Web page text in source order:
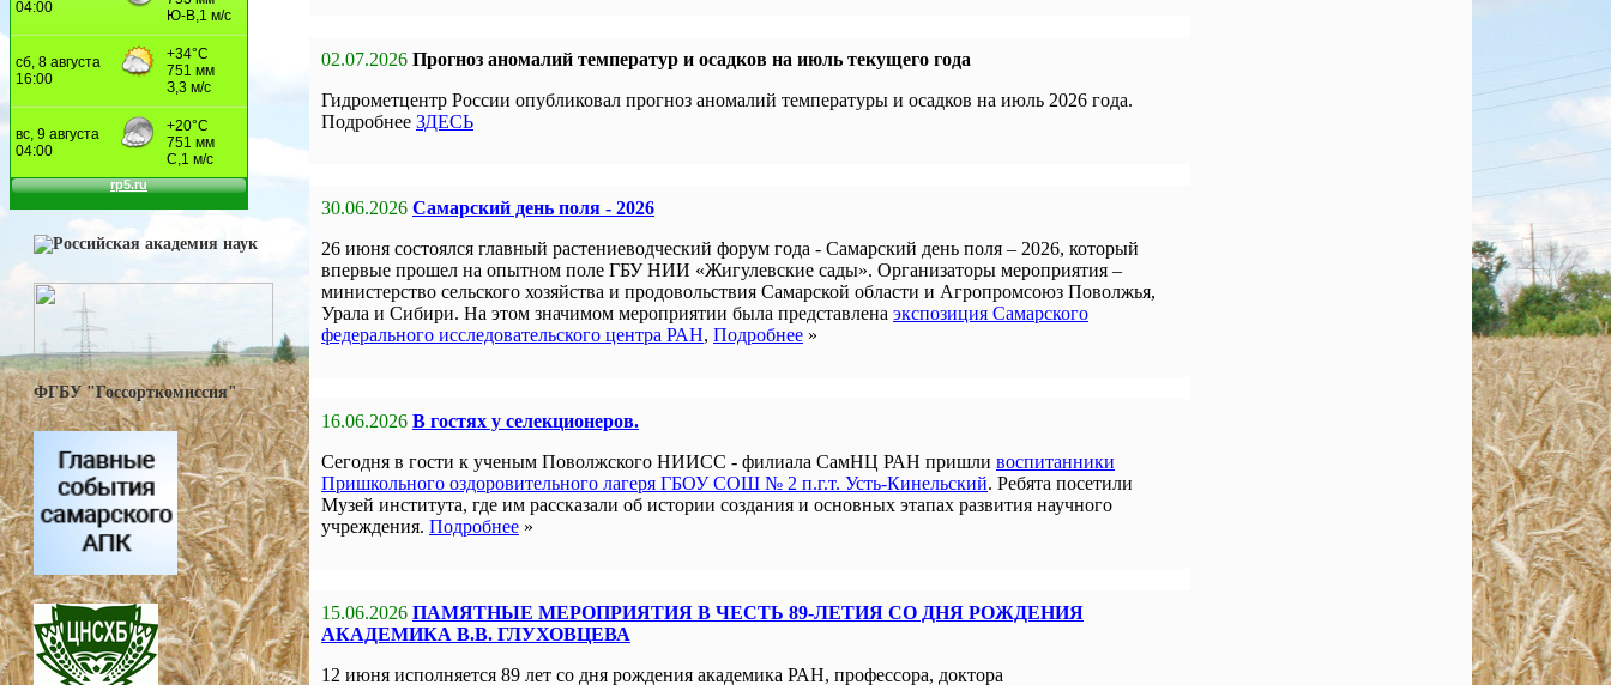
ФГБУ "Госсорткомиссия"
02.07.2026 Прогноз аномалий температур и осадков на июль текущего года
Гидрометцентр России опубликовал прогноз аномалий температуры и осадков на июль 2026 года.
Подробнее ЗДЕСЬ
30.06.2026 Самарский день поля - 2026
26 июня состоялся главный растениеводческий форум года - Самарский день поля – 2026, который
впервые прошел на опытном поле ГБУ НИИ «Жигулевские сады». Организаторы мероприятия –
министерство сельского хозяйства и продовольствия Самарской области и Агропромсоюз Поволжья,
Урала и Сибири. На этом значимом мероприятии была представлена экспозиция Самарского
федерального исследовательского центра РАН, Подробнее »
16.06.2026 В гостях у селекционеров.
Сегодня в гости к ученым Поволжского НИИСС - филиала СамНЦ РАН пришли воспитанники
Пришкольного оздоровительного лагеря ГБОУ СОШ № 2 п.г.т. Усть-Кинельский. Ребята посетили
Музей института, где им рассказали об истории создания и основных этапах развития научного
учреждения. Подробнее »
15.06.2026 ПАМЯТНЫЕ МЕРОПРИЯТИЯ В ЧЕСТЬ 89-ЛЕТИЯ СО ДНЯ РОЖДЕНИЯ
АКАДЕМИКА В.В. ГЛУХОВЦЕВА
12 июня исполняется 89 лет со дня рождения академика РАН, профессора, доктора